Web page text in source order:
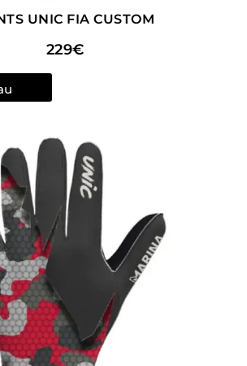
UNIC FIA CUSTOM
229€